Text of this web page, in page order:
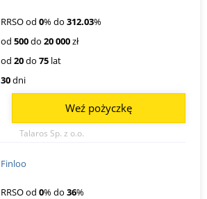
RRSO od 0% do 312.03%
od 500do 20 000zł
od 20do 75 lat
30dni
Talaros Sp. z o.o.
Weź pożyczkę
Finloo
RRSO od 0% do 36%